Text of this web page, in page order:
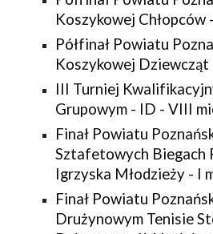
Koszykowej Chłopców
Półfinał Powiatu
Koszykowej Dziewcząt
III Turniej
Grupowym - ID - VIII
Finał Powiatu
Sztafetowych Biegach
Igrzyska Młodzieży - I
Finał Powiatu
Drużynowym Tenisie